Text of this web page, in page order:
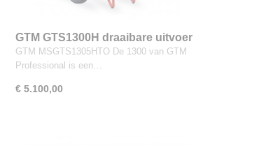
GTM GTS1300H draaibare uitvoer
GTM MSGTS1305HTO De 1300 van GTM
Professional is een…
€ 5.100,00